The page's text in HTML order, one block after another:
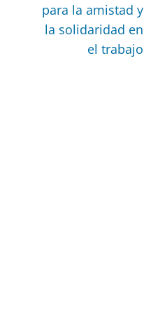
para la amistad y
la solidaridad en
el trabajo